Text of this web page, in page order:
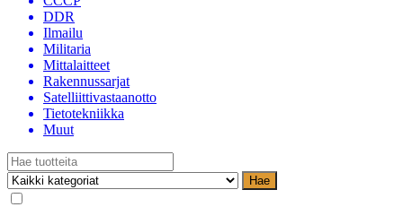
DDR
Ilmailu
Militaria
Mittalaitteet
Rakennussarjat
Satelliittivastaanotto
Tietotekniikka
Muut
Hae